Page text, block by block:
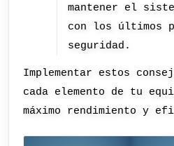
mantener el
con los últimos
seguridad.
Implementar estos
cada elemento de tu
máximo rendimiento y